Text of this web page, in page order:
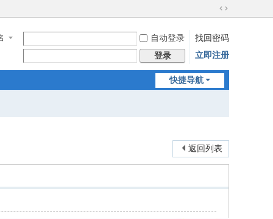
切
到
宽
自动登录
找回密码
登录
立即注册
快捷导航
返回列表